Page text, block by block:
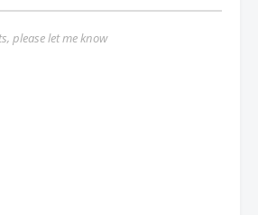
please let me know